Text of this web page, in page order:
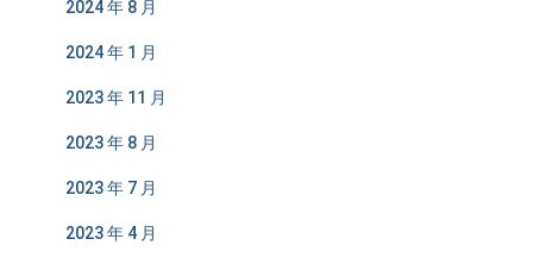
2024 年 8 月
2024 年 1 月
2023 年 11 月
2023 年 8 月
2023 年 7 月
2023 年 4 月